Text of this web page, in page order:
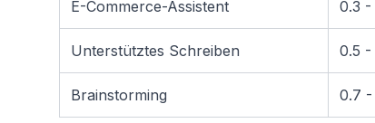
E-Commerce-Assistent 0.3 -
Unterstütztes Schreiben 0.5 -
Brainstorming 0.7 -